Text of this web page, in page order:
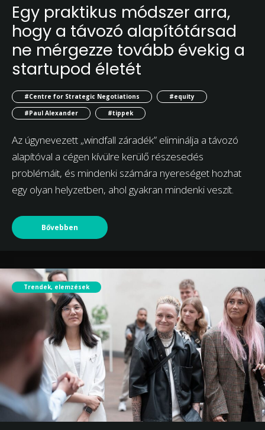
Egy praktikus módszer arra,
hogy a távozó alapítótársad
ne mérgezze tovább évekig a
startupod életét
#Centre for Strategic Negotiations
#equity
#Paul Alexander
#tippek
Az úgynevezett „windfall záradék” eliminálja a távozó
alapítóval a cégen kívülre kerülő részesedés
problémáit, és mindenki számára nyereséget hozhat
egy olyan helyzetben, ahol gyakran mindenki veszít.
Bővebben
Trendek, elemzések